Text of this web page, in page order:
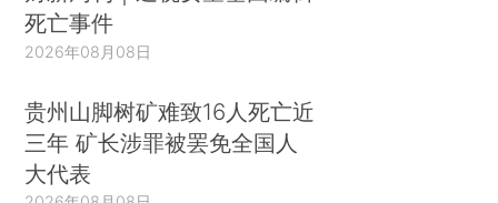
死亡事件
2026年08月08日
贵州山脚树矿难致16人死亡近
三年 矿长涉罪被罢免全国人
大代表